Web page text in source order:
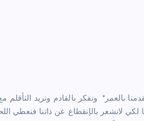
بالعمر* ونفكر بالقادم ونريد
لكي لانشعر بالإنقطاع عن ذاتنا فنعطي